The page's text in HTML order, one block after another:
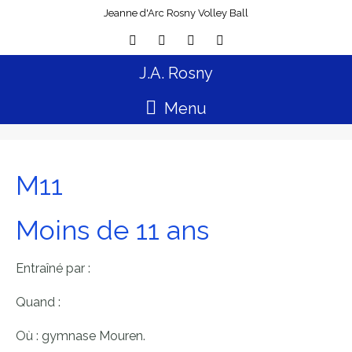
Jeanne d'Arc Rosny Volley Ball
J.A. Rosny
Menu
M11
Moins de 11 ans
Entraîné par :
Quand :
Où : gymnase Mouren.